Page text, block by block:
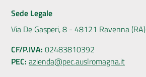
Sede Legale
Via De Gasperi, 8 - 48121 Ravenna (RA)
CF/P.IVA: 02483810392
PEC: azienda@pec.auslromagna.it